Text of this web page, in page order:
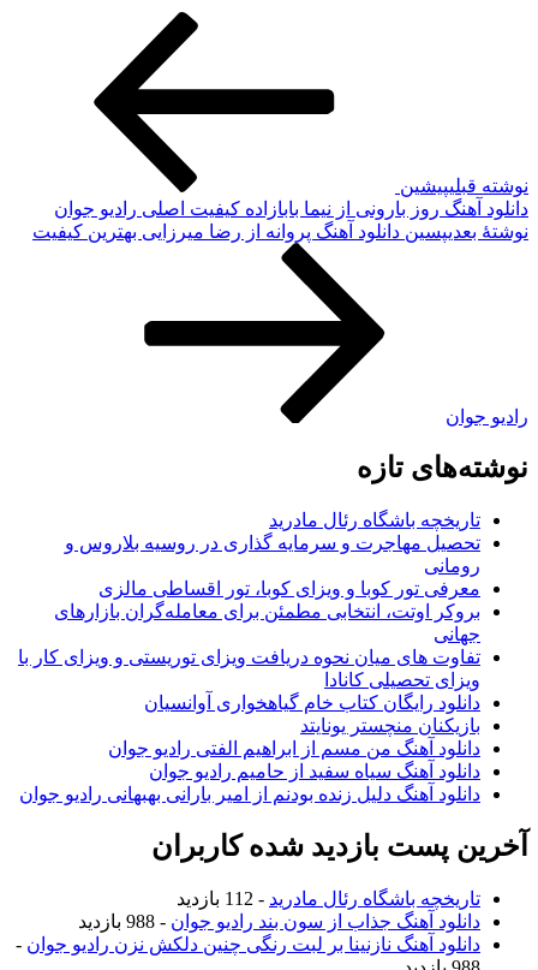
نوشته قبلیپیشین
دانلود آهنگ روز بارونی از نیما بابازاده کیفیت اصلی رادیو جوان
نوشته‌ٔ بعدیپسین دانلود آهنگ پروانه از رضا میرزایی بهترین کیفیت
رادیو جوان
نوشته‌های تازه
تاریخچه باشگاه رئال مادرید
تحصیل مهاجرت و سرمایه گذاری در روسیه بلاروس و
رومانی
معرفی تور کوبا و ویزای کوبا، تور اقساطی مالزی
بروکر اوتت، انتخابی مطمئن برای معامله‌گران بازارهای
جهانی
تفاوت های میان نحوه دریافت ویزای توریستی و ویزای کار با
ویزای تحصیلی کانادا
دانلود رایگان کتاب خام گیاهخواری آوانسیان
بازیکنان منچستر یونایتد
دانلود آهنگ من مسم از ابراهیم الفتی رادیو جوان
دانلود آهنگ سیاه سفید از حامیم رادیو جوان
دانلود آهنگ دلیل زنده بودنم از امیر بارانی بهبهانی رادیو جوان
آخرین پست بازدید شده کاربران
تاریخچه باشگاه رئال مادرید - 112 بازدید
دانلود آهنگ جذاب از سون بند رادیو جوان - 988 بازدید
دانلود آهنگ نازنینا بر لبت رنگی چنین دلکش نزن رادیو جوان -